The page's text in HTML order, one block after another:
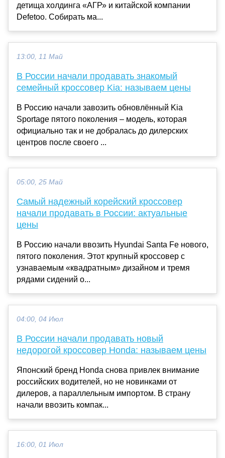
детища холдинга «АГР» и китайской компании
Defetoo. Собирать ма...
13:00, 11 Май
В России начали продавать знакомый
семейный кроссовер Kia: называем цены
В Россию начали завозить обновлённый Kia
Sportage пятого поколения – модель, которая
официально так и не добралась до дилерских
центров после своего ...
05:00, 25 Май
Самый надежный корейский кроссовер
начали продавать в России: актуальные
цены
В Россию начали ввозить Hyundai Santa Fe нового,
пятого поколения. Этот крупный кроссовер с
узнаваемым «квадратным» дизайном и тремя
рядами сидений о...
04:00, 04 Июл
В России начали продавать новый
недорогой кроссовер Honda: называем цены
Японский бренд Honda снова привлек внимание
российских водителей, но не новинками от
дилеров, а параллельным импортом. В страну
начали ввозить компак...
16:00, 01 Июл